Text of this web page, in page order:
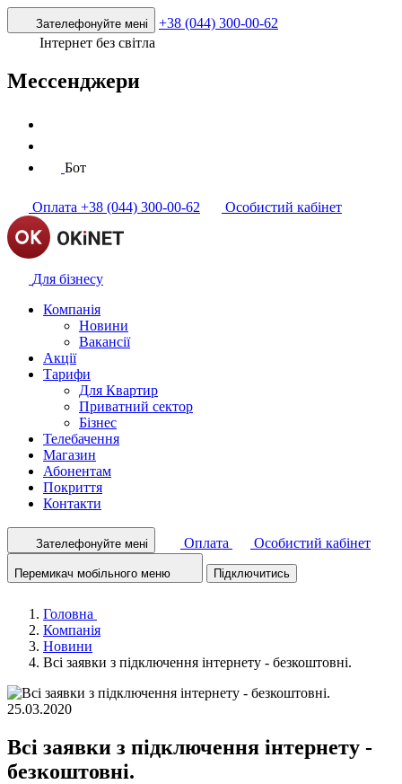
Зателефонуйте мені
+38 (044) 300-00-62
Інтернет без світла
Мессенджери
Бот
Оплата +38 (044) 300-00-62 Особистий кабінет
Для бізнесу
Компанія
Новини
Вакансії
Акції
Тарифи
Для Квартир
Приватний сектор
Бізнес
Телебачення
Магазин
Абонентам
Покриття
Контакти
Зателефонуйте мені Оплата Особистий кабінет
Перемикач мобільного меню Підключитись
Головна
Компанія
Новини
Всі заявки з підключення інтернету - безкоштовні.
25.03.2020
Всі заявки з підключення інтернету -
безкоштовні.